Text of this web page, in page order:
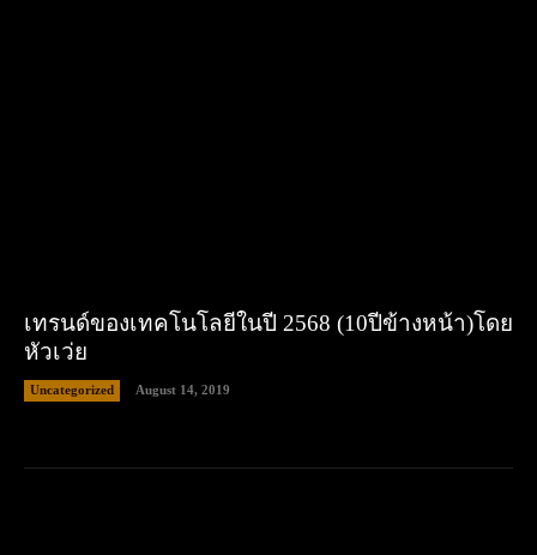
เทรนด์ของเทคโนโลยีในปี 2568 (10ปีข้างหน้า)โดย
หัวเว่ย
Uncategorized August 14, 2019